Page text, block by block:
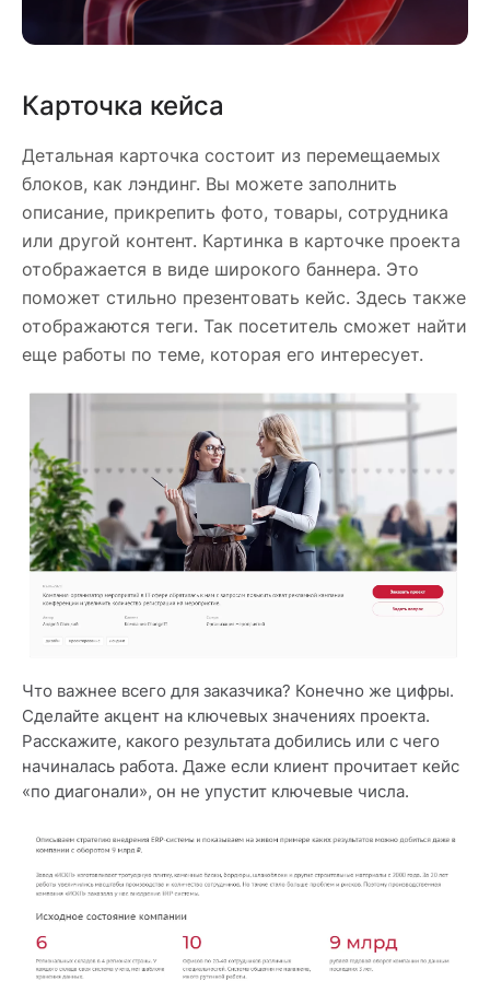
Карточка кейса
Детальная карточка состоит из перемещаемых
блоков, как лэндинг. Вы можете заполнить
описание, прикрепить фото, товары, сотрудника
или другой контент. Картинка в карточке проекта
отображается в виде широкого баннера. Это
поможет стильно презентовать кейс. Здесь также
отображаются теги. Так посетитель сможет найти
еще работы по теме, которая его интересует.
Что важнее всего для заказчика? Конечно же цифры.
Сделайте акцент на ключевых значениях проекта.
Расскажите, какого результата добились или с чего
начиналась работа. Даже если клиент прочитает кейс
«по диагонали», он не упустит ключевые числа.